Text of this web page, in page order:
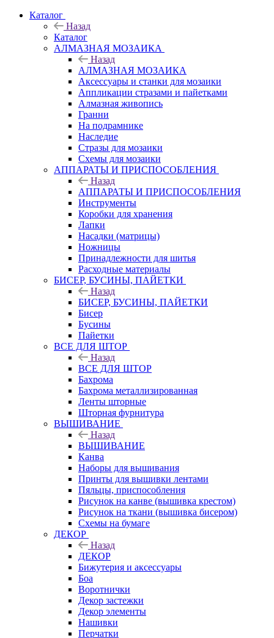
Каталог
Назад
Каталог
АЛМАЗНАЯ МОЗАИКА
Назад
АЛМАЗНАЯ МОЗАИКА
Аксессуары и станки для мозаики
Аппликации стразами и пайетками
Алмазная живопись
Гранни
На подрамнике
Наследие
Стразы для мозаики
Схемы для мозаики
АППАРАТЫ И ПРИСПОСОБЛЕНИЯ
Назад
АППАРАТЫ И ПРИСПОСОБЛЕНИЯ
Инструменты
Коробки для хранения
Лапки
Насадки (матрицы)
Ножницы
Принадлежности для шитья
Расходные материалы
БИСЕР, БУСИНЫ, ПАЙЕТКИ
Назад
БИСЕР, БУСИНЫ, ПАЙЕТКИ
Бисер
Бусины
Пайетки
ВСЕ ДЛЯ ШТОР
Назад
ВСЕ ДЛЯ ШТОР
Бахрома
Бахрома металлизированная
Ленты шторные
Шторная фурнитура
ВЫШИВАНИЕ
Назад
ВЫШИВАНИЕ
Канва
Наборы для вышивания
Принты для вышивки лентами
Пяльцы, приспособления
Рисунок на канве (вышивка крестом)
Рисунок на ткани (вышивка бисером)
Схемы на бумаге
ДЕКОР
Назад
ДЕКОР
Бижутерия и аксессуары
Боа
Воротнички
Декор застежки
Декор элементы
Нашивки
Перчатки